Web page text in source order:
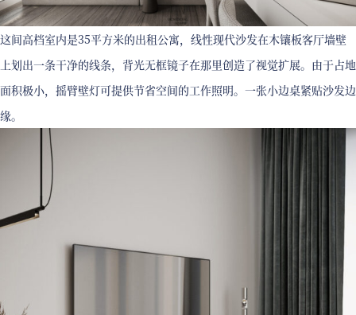
这间高档室内是35平方米的出租公寓，线性现代沙发在木镶板客厅墙壁
上划出一条干净的线条，背光无框镜子在那里创造了视觉扩展。由于占地
面积极小，摇臂壁灯可提供节省空间的工作照明。一张小边桌紧贴沙发边
缘。